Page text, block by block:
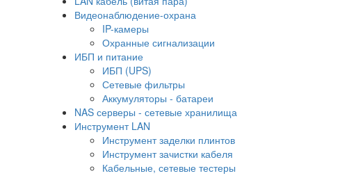
Видеонаблюдение-охрана
IP-камеры
Охранные сигнализации
ИБП и питание
ИБП (UPS)
Сетевые фильтры
Аккумуляторы - батареи
NAS серверы - сетевые хранилища
Инструмент LAN
Инструмент заделки плинтов
Инструмент зачистки кабеля
Кабельные, сетевые тестеры